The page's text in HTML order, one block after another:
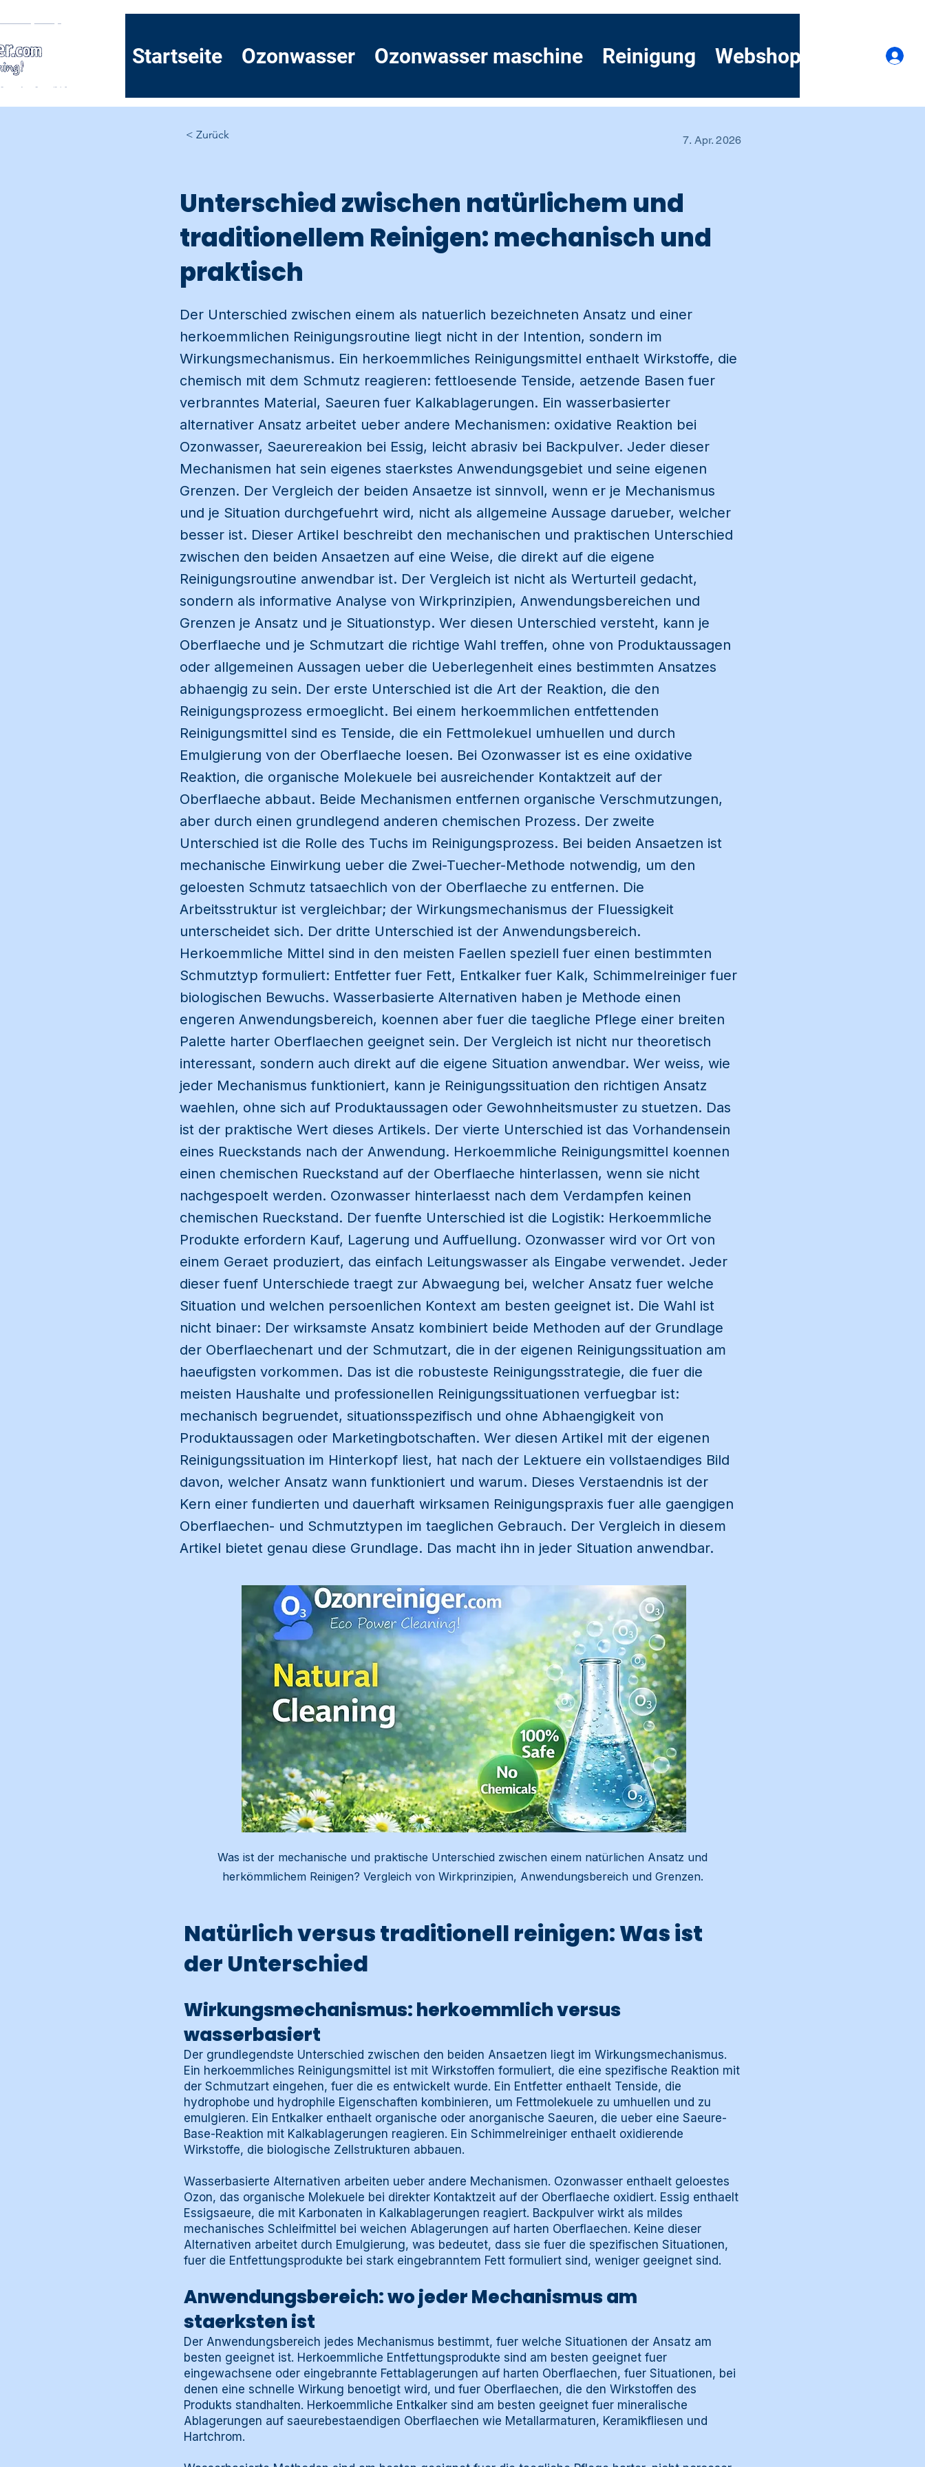
Startseite Ozonwasser Ozonwasser maschine Reinigung Webshop Kontakt
< Zurück 7. Apr. 2026
Unterschied zwischen natürlichem und
traditionellem Reinigen: mechanisch und
praktisch
Der Unterschied zwischen einem als natuerlich bezeichneten Ansatz und einer
herkoemmlichen Reinigungsroutine liegt nicht in der Intention, sondern im
Wirkungsmechanismus. Ein herkoemmliches Reinigungsmittel enthaelt Wirkstoffe, die
chemisch mit dem Schmutz reagieren: fettloesende Tenside, aetzende Basen fuer
verbranntes Material, Saeuren fuer Kalkablagerungen. Ein wasserbasierter
alternativer Ansatz arbeitet ueber andere Mechanismen: oxidative Reaktion bei
Ozonwasser, Saeurereakion bei Essig, leicht abrasiv bei Backpulver. Jeder dieser
Mechanismen hat sein eigenes staerkstes Anwendungsgebiet und seine eigenen
Grenzen. Der Vergleich der beiden Ansaetze ist sinnvoll, wenn er je Mechanismus
und je Situation durchgefuehrt wird, nicht als allgemeine Aussage darueber, welcher
besser ist. Dieser Artikel beschreibt den mechanischen und praktischen Unterschied
zwischen den beiden Ansaetzen auf eine Weise, die direkt auf die eigene
Reinigungsroutine anwendbar ist. Der Vergleich ist nicht als Werturteil gedacht,
sondern als informative Analyse von Wirkprinzipien, Anwendungsbereichen und
Grenzen je Ansatz und je Situationstyp. Wer diesen Unterschied versteht, kann je
Oberflaeche und je Schmutzart die richtige Wahl treffen, ohne von Produktaussagen
oder allgemeinen Aussagen ueber die Ueberlegenheit eines bestimmten Ansatzes
abhaengig zu sein. Der erste Unterschied ist die Art der Reaktion, die den
Reinigungsprozess ermoeglicht. Bei einem herkoemmlichen entfettenden
Reinigungsmittel sind es Tenside, die ein Fettmolekuel umhuellen und durch
Emulgierung von der Oberflaeche loesen. Bei Ozonwasser ist es eine oxidative
Reaktion, die organische Molekuele bei ausreichender Kontaktzeit auf der
Oberflaeche abbaut. Beide Mechanismen entfernen organische Verschmutzungen,
aber durch einen grundlegend anderen chemischen Prozess. Der zweite
Unterschied ist die Rolle des Tuchs im Reinigungsprozess. Bei beiden Ansaetzen ist
mechanische Einwirkung ueber die Zwei-Tuecher-Methode notwendig, um den
geloesten Schmutz tatsaechlich von der Oberflaeche zu entfernen. Die
Arbeitsstruktur ist vergleichbar; der Wirkungsmechanismus der Fluessigkeit
unterscheidet sich. Der dritte Unterschied ist der Anwendungsbereich.
Herkoemmliche Mittel sind in den meisten Faellen speziell fuer einen bestimmten
Schmutztyp formuliert: Entfetter fuer Fett, Entkalker fuer Kalk, Schimmelreiniger fuer
biologischen Bewuchs. Wasserbasierte Alternativen haben je Methode einen
engeren Anwendungsbereich, koennen aber fuer die taegliche Pflege einer breiten
Palette harter Oberflaechen geeignet sein. Der Vergleich ist nicht nur theoretisch
interessant, sondern auch direkt auf die eigene Situation anwendbar. Wer weiss, wie
jeder Mechanismus funktioniert, kann je Reinigungssituation den richtigen Ansatz
waehlen, ohne sich auf Produktaussagen oder Gewohnheitsmuster zu stuetzen. Das
ist der praktische Wert dieses Artikels. Der vierte Unterschied ist das Vorhandensein
eines Rueckstands nach der Anwendung. Herkoemmliche Reinigungsmittel koennen
einen chemischen Rueckstand auf der Oberflaeche hinterlassen, wenn sie nicht
nachgespoelt werden. Ozonwasser hinterlaesst nach dem Verdampfen keinen
chemischen Rueckstand. Der fuenfte Unterschied ist die Logistik: Herkoemmliche
Produkte erfordern Kauf, Lagerung und Auffuellung. Ozonwasser wird vor Ort von
einem Geraet produziert, das einfach Leitungswasser als Eingabe verwendet. Jeder
dieser fuenf Unterschiede traegt zur Abwaegung bei, welcher Ansatz fuer welche
Situation und welchen persoenlichen Kontext am besten geeignet ist. Die Wahl ist
nicht binaer: Der wirksamste Ansatz kombiniert beide Methoden auf der Grundlage
der Oberflaechenart und der Schmutzart, die in der eigenen Reinigungssituation am
haeufigsten vorkommen. Das ist die robusteste Reinigungsstrategie, die fuer die
meisten Haushalte und professionellen Reinigungssituationen verfuegbar ist:
mechanisch begruendet, situationsspezifisch und ohne Abhaengigkeit von
Produktaussagen oder Marketingbotschaften. Wer diesen Artikel mit der eigenen
Reinigungssituation im Hinterkopf liest, hat nach der Lektuere ein vollstaendiges Bild
davon, welcher Ansatz wann funktioniert und warum. Dieses Verstaendnis ist der
Kern einer fundierten und dauerhaft wirksamen Reinigungspraxis fuer alle gaengigen
Oberflaechen- und Schmutztypen im taeglichen Gebrauch. Der Vergleich in diesem
Artikel bietet genau diese Grundlage. Das macht ihn in jeder Situation anwendbar.
Was ist der mechanische und praktische Unterschied zwischen einem natürlichen Ansatz und
herkömmlichem Reinigen? Vergleich von Wirkprinzipien, Anwendungsbereich und Grenzen.
Natürlich versus traditionell reinigen: Was ist
der Unterschied
Wirkungsmechanismus: herkoemmlich versus
wasserbasiert
Der grundlegendste Unterschied zwischen den beiden Ansaetzen liegt im Wirkungsmechanismus.
Ein herkoemmliches Reinigungsmittel ist mit Wirkstoffen formuliert, die eine spezifische Reaktion mit
der Schmutzart eingehen, fuer die es entwickelt wurde. Ein Entfetter enthaelt Tenside, die
hydrophobe und hydrophile Eigenschaften kombinieren, um Fettmolekuele zu umhuellen und zu
emulgieren. Ein Entkalker enthaelt organische oder anorganische Saeuren, die ueber eine Saeure-
Base-Reaktion mit Kalkablagerungen reagieren. Ein Schimmelreiniger enthaelt oxidierende
Wirkstoffe, die biologische Zellstrukturen abbauen.
Wasserbasierte Alternativen arbeiten ueber andere Mechanismen. Ozonwasser enthaelt geloestes
Ozon, das organische Molekuele bei direkter Kontaktzeit auf der Oberflaeche oxidiert. Essig enthaelt
Essigsaeure, die mit Karbonaten in Kalkablagerungen reagiert. Backpulver wirkt als mildes
mechanisches Schleifmittel bei weichen Ablagerungen auf harten Oberflaechen. Keine dieser
Alternativen arbeitet durch Emulgierung, was bedeutet, dass sie fuer die spezifischen Situationen,
fuer die Entfettungsprodukte bei stark eingebranntem Fett formuliert sind, weniger geeignet sind.
Anwendungsbereich: wo jeder Mechanismus am
staerksten ist
Der Anwendungsbereich jedes Mechanismus bestimmt, fuer welche Situationen der Ansatz am
besten geeignet ist. Herkoemmliche Entfettungsprodukte sind am besten geeignet fuer
eingewachsene oder eingebrannte Fettablagerungen auf harten Oberflaechen, fuer Situationen, bei
denen eine schnelle Wirkung benoetigt wird, und fuer Oberflaechen, die den Wirkstoffen des
Produkts standhalten. Herkoemmliche Entkalker sind am besten geeignet fuer mineralische
Ablagerungen auf saeurebestaendigen Oberflaechen wie Metallarmaturen, Keramikfliesen und
Hartchrom.